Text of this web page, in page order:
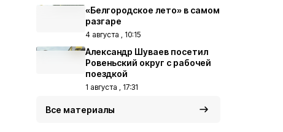
«Белгородское лето» в самом
разгаре
4 августа , 10:15
Александр Шуваев посетил
Ровеньский округ с рабочей
поездкой
1 августа , 17:31
Все материалы